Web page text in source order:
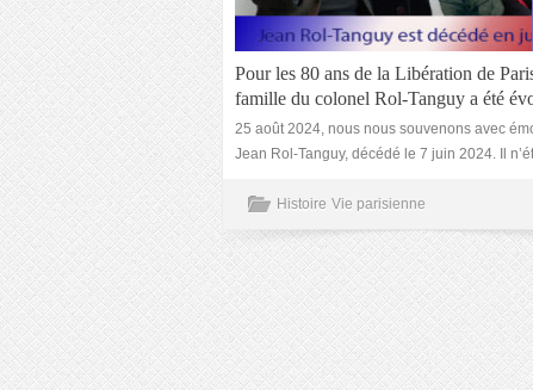
Pour les 80 ans de la Libération de
famille du colonel Rol-Tanguy a été
25 août 2024, nous nous souvenons avec
Jean Rol-Tanguy, décédé le 7 juin 2024. Il
Histoire Vie parisienne